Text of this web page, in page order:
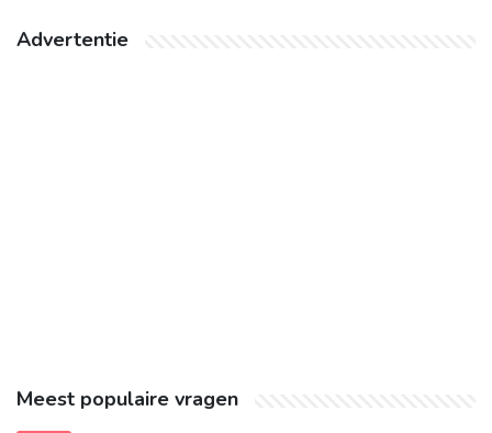
Advertentie
Meest populaire vragen